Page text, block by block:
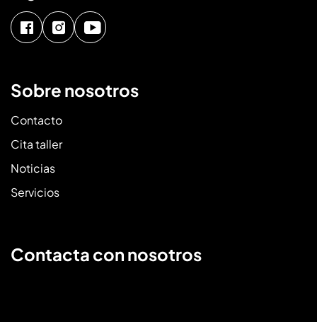
Sobre nosotros
Contacto
Cita taller
Noticias
Servicios
Contacta con nosotros